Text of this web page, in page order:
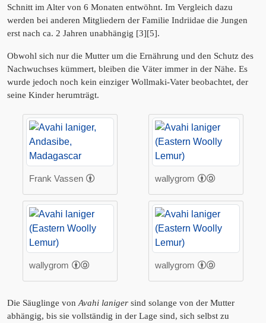
Schnitt im Alter von 6 Monaten entwöhnt. Im Vergleich dazu
werden bei anderen Mitgliedern der Familie Indriidae die Jungen
erst nach ca. 2 Jahren unabhängig [3][5].
Obwohl sich nur die Mutter um die Ernährung und den Schutz des
Nachwuchses kümmert, bleiben die Väter immer in der Nähe. Es
wurde jedoch noch kein einziger Wollmaki-Vater beobachtet, der
seine Kinder herumträgt.
Frank Vassen wallygrom
wallygrom wallygrom
Die Säuglinge von Avahi laniger sind solange von der Mutter
abhängig, bis sie vollständig in der Lage sind, sich selbst zu